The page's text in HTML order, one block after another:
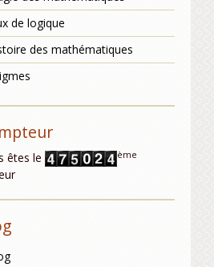
de logique
des mathématiques
êtes le ème